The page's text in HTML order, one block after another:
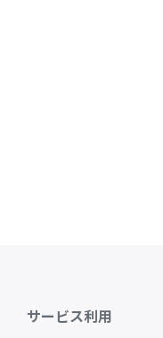
サービス利用